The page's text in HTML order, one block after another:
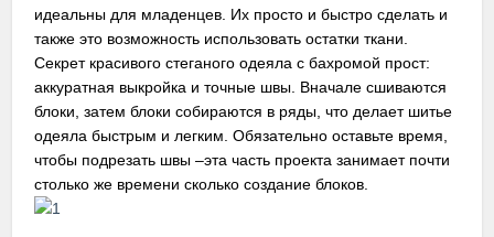
идеальны для младенцев. Их просто и быстро сделать и
также это возможность использовать остатки ткани.
Секрет красивого стеганого одеяла с бахромой прост:
аккуратная выкройка и точные швы. Вначале сшиваются
блоки, затем блоки собираются в ряды, что делает шитье
одеяла быстрым и легким. Обязательно оставьте время,
чтобы подрезать швы –эта часть проекта занимает почти
столько же времени сколько создание блоков.